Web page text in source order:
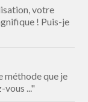
votre
! Puis-je
que je
..."